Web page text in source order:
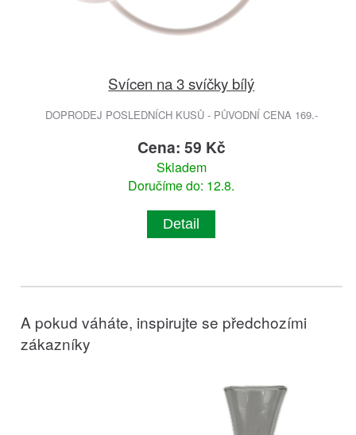
Svícen na 3 svíčky bílý
DOPRODEJ POSLEDNÍCH KUSŮ - PŮVODNÍ CENA 169.-
Cena: 59 Kč
Skladem
Doručíme do: 12.8.
Detail
A pokud váháte, inspirujte se předchozími
zákazníky